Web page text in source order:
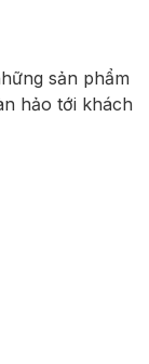
sản phẩm
hảo tới khách